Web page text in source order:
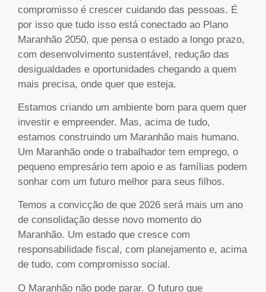
compromisso é crescer cuidando das pessoas. É
por isso que tudo isso está conectado ao Plano
Maranhão 2050, que pensa o estado a longo prazo,
com desenvolvimento sustentável, redução das
desigualdades e oportunidades chegando a quem
mais precisa, onde quer que esteja.
Estamos criando um ambiente bom para quem quer
investir e empreender. Mas, acima de tudo,
estamos construindo um Maranhão mais humano.
Um Maranhão onde o trabalhador tem emprego, o
pequeno empresário tem apoio e as famílias podem
sonhar com um futuro melhor para seus filhos.
Temos a convicção de que 2026 será mais um ano
de consolidação desse novo momento do
Maranhão. Um estado que cresce com
responsabilidade fiscal, com planejamento e, acima
de tudo, com compromisso social.
O Maranhão não pode parar. O futuro que